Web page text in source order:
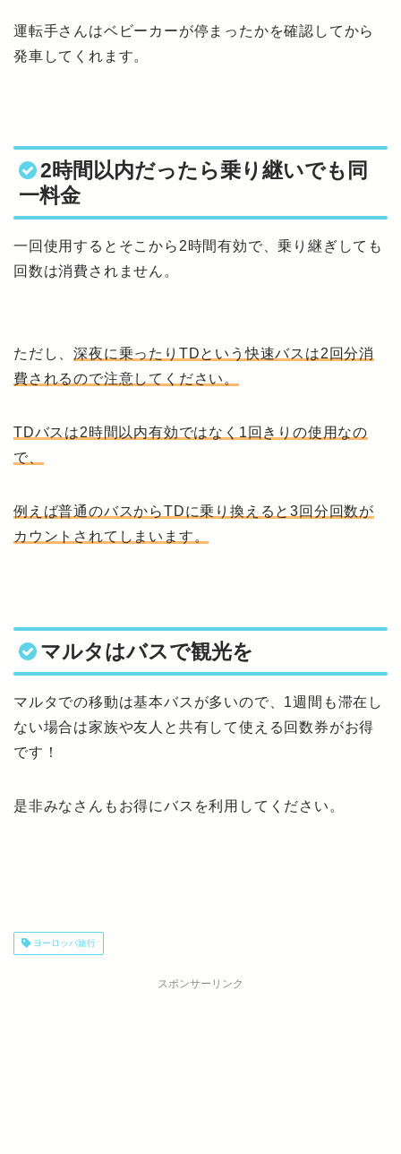
運転手さんはベビーカーが停まったかを確認してから
発車してくれます。
2時間以内だったら乗り継いでも同
一料金
一回使用するとそこから2時間有効で、乗り継ぎしても
回数は消費されません。
ただし、深夜に乗ったりTDという快速バスは2回分消
費されるので注意してください。
TDバスは2時間以内有効ではなく1回きりの使用なの
で、
例えば普通のバスからTDに乗り換えると3回分回数が
カウントされてしまいます。
マルタはバスで観光を
マルタでの移動は基本バスが多いので、1週間も滞在し
ない場合は家族や友人と共有して使える回数券がお得
です！
是非みなさんもお得にバスを利用してください。
ヨーロッパ旅行
スポンサーリンク